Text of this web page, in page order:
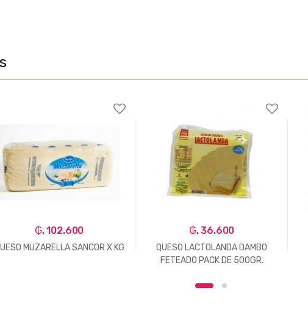
₲. 102.600
MUZARELLA SANCOR X KG
₲. 36.600
QUESO LACTOLANDA DAMBO
FETEADO PACK DE 500GR.